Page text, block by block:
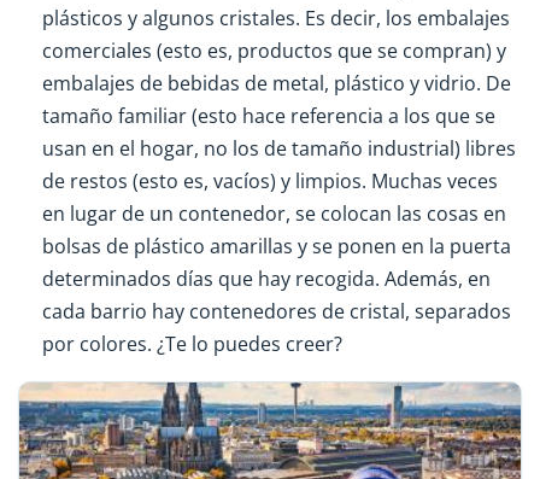
plásticos y algunos cristales. Es decir, los embalajes
comerciales (esto es, productos que se compran) y
embalajes de bebidas de metal, plástico y vidrio. De
tamaño familiar (esto hace referencia a los que se
usan en el hogar, no los de tamaño industrial) libres
de restos (esto es, vacíos) y limpios. Muchas veces
en lugar de un contenedor, se colocan las cosas en
bolsas de plástico amarillas y se ponen en la puerta
determinados días que hay recogida. Además, en
cada barrio hay contenedores de cristal, separados
por colores. ¿Te lo puedes creer?